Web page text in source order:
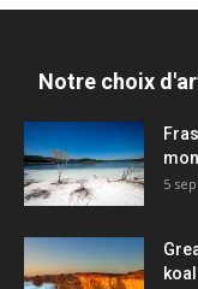
Notre choix
5